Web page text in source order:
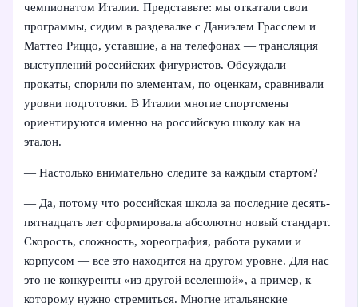
чемпионатом Италии. Представьте: мы откатали свои
программы, сидим в раздевалке с Даниэлем Грасслем и
Маттео Риццо, уставшие, а на телефонах — трансляция
выступлений российских фигуристов. Обсуждали
прокаты, спорили по элементам, по оценкам, сравнивали
уровни подготовки. В Италии многие спортсмены
ориентируются именно на российскую школу как на
эталон.
— Настолько внимательно следите за каждым стартом?
— Да, потому что российская школа за последние десять-
пятнадцать лет сформировала абсолютно новый стандарт.
Скорость, сложность, хореография, работа руками и
корпусом — все это находится на другом уровне. Для нас
это не конкуренты «из другой вселенной», а пример, к
которому нужно стремиться. Многие итальянские